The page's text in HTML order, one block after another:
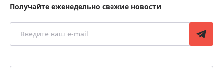
Получайте еженедельно свежие новости